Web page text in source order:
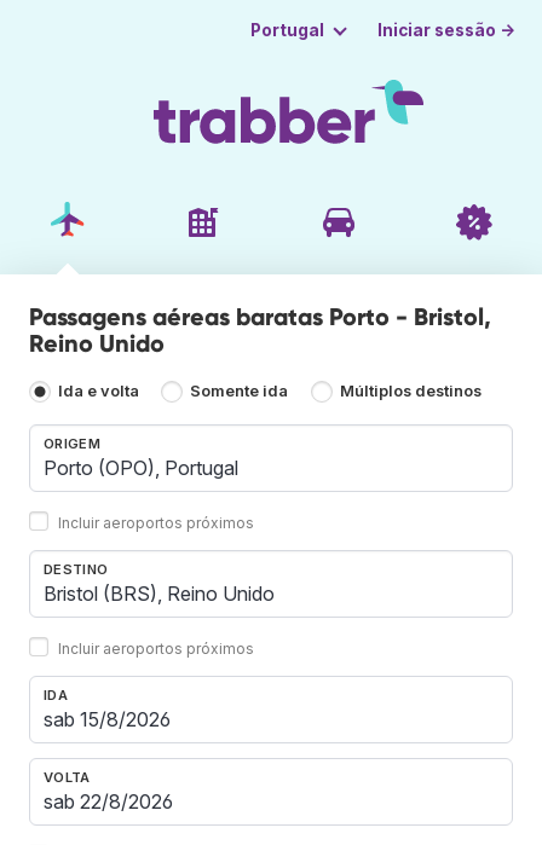
Portugal Iniciar sessão →
Passagens aéreas baratas Porto - Bristol,
Reino Unido
Ida e volta Somente ida Múltiplos destinos
ORIGEM
Incluir aeroportos próximos
DESTINO
Incluir aeroportos próximos
IDA
VOLTA